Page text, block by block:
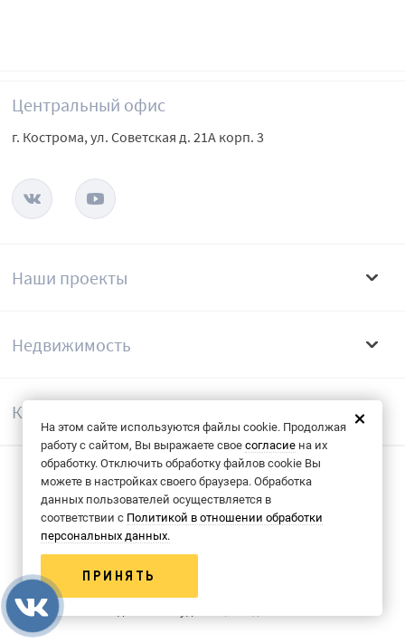
На этом сайте используются файлы cookie. Продолжая
работу с сайтом, Вы выражаете свое согласие на их
обработку. Отключить обработку файлов cookie Вы
можете в настройках своего браузера. Обработка
данных пользователей осуществляется в
соответствии с Политикой в отношении обработки
персональных данных.
ПРИНЯТЬ
Наши проекты
Недвижимость
Компания
Центральный офис
г. Кострома, ул. Советская д. 21А корп. 3
© 2013-2026 Группа компаний «КФК»
Политика конфиденциальности
Согласие на обрабоку данных